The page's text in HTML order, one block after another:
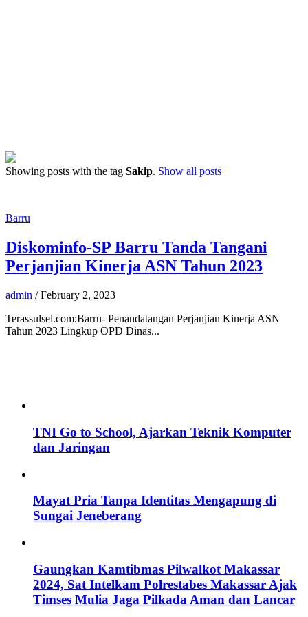
Showing posts with the tag Sakip. Show all posts
Barru
Diskominfo-SP Barru Tanda Tangani
Perjanjian Kinerja ASN Tahun 2023
admin / February 2, 2023
Terassulsel.com:Barru- Penandatangan Perjanjian Kinerja ASN
Tahun 2023 Lingkup OPD Dinas...
TNI Go to School, Ajarkan Teknik Komputer
dan Jaringan
Mayat Pria Tanpa Identitas Mengapung di
Sungai Jeneberang
Gaungkan Kamtibmas Pilwalkot Makassar
2024, Sat Intelkam Polrestabes Makassar Ajak
Timses Mulia Jaga Pilkada Aman dan Lancar